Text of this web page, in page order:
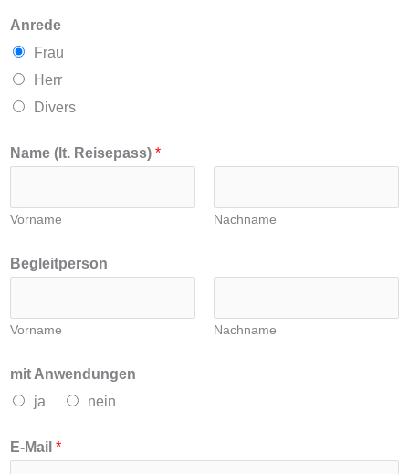
s
e
t
t
l
Anrede
Frau
Herr
Divers
Name (lt. Reisepass) *
Vorname Nachname
Begleitperson
Vorname Nachname
mit Anwendungen
ja
nein
a
E-Mail *